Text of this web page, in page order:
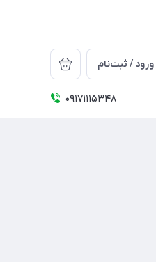
ورود / ثبت‌نام
09171115348